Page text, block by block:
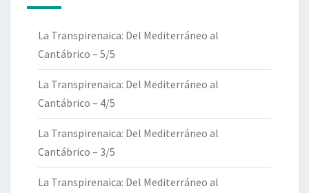
La Transpirenaica: Del Mediterráneo al
Cantábrico – 5/5
La Transpirenaica: Del Mediterráneo al
Cantábrico – 4/5
La Transpirenaica: Del Mediterráneo al
Cantábrico – 3/5
La Transpirenaica: Del Mediterráneo al